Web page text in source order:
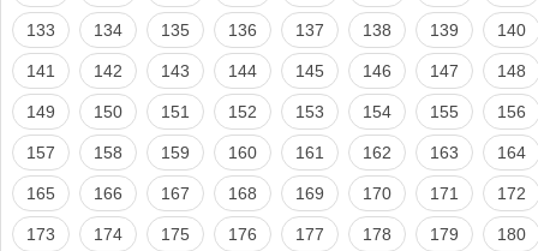
133 134 135 136 137 138 139 140
141 142 143 144 145 146 147 148
149 150 151 152 153 154 155 156
157 158 159 160 161 162 163 164
165 166 167 168 169 170 171 172
173 174 175 176 177 178 179 180